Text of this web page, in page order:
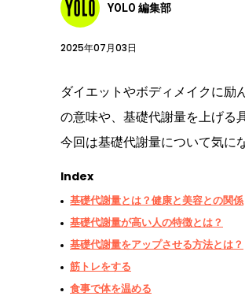
YOLO 編集部
2025年07月03日
ダイエットやボディメイクに励
の意味や、基礎代謝量を上げる
今回は基礎代謝量について気に
Index
基礎代謝量とは？健康と美容との関係
基礎代謝量が高い人の特徴とは？
基礎代謝量をアップさせる方法とは？
筋トレをする
食事で体を温める